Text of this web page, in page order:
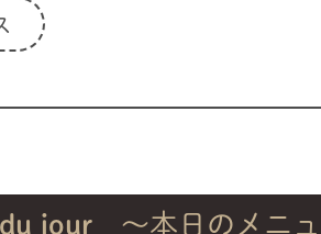
jour ～本日のメニ